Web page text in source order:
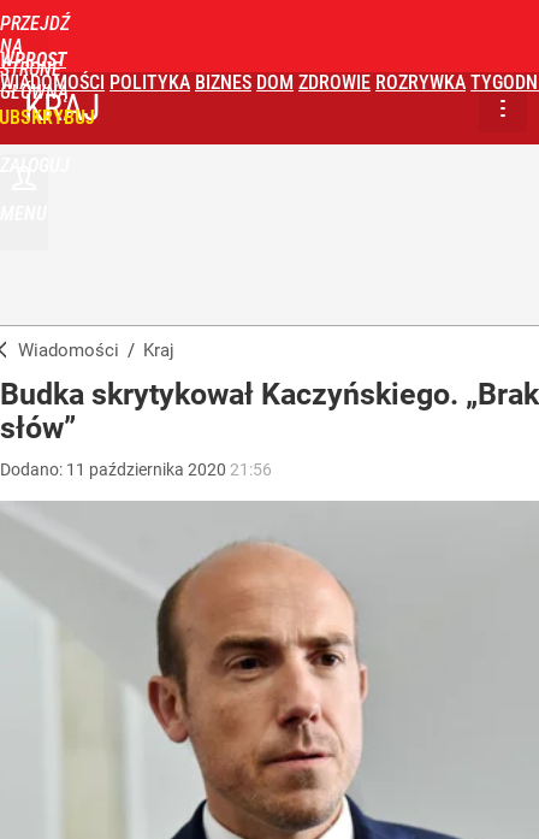
PRZEJDŹ
NA
STRONĘ
GŁÓWNĄ
WPROST
WIADOMOŚCI POLITYKA BIZNES DOM ZDROWIE ROZRYWKA
KRAJ
Wiadomości / Kraj
Budka skrytykował Kaczyńskiego. „Brak
słów”
Dodano: 11 października 2020 21:56